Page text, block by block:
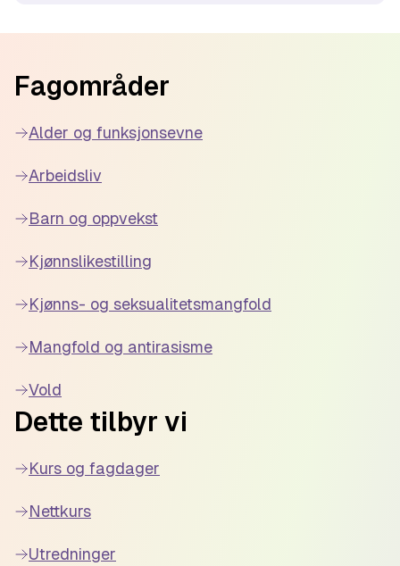
Fagområder
Alder og funksjonsevne
Arbeidsliv
Barn og oppvekst
Kjønnslikestilling
Kjønns- og seksualitetsmangfold
Mangfold og antirasisme
Vold
Dette tilbyr vi
Kurs og fagdager
Nettkurs
Utredninger